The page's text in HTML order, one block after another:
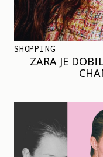
SHOPPING
ZARA JE